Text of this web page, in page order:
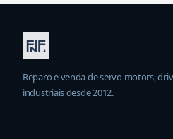
Reparo e venda de servo motors,
industriais desde 2012.